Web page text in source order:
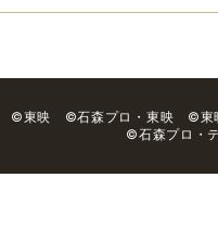
©東映 ©石森プロ・東映 ©東映
©石森プロ・